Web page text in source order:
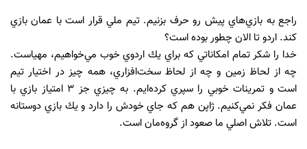
راجع به بازي‌هاي پيش ‌رو حرف بزنيم. تيم‌ ملي قرار است با عمان بازي
كند. اردو تا الان چطور بوده است؟
خدا را شكر تمام امكاناتي كه براي يك اردوي خوب مي‌خواهيم، مهياست.
چه از لحاظ زمين و چه از لحاظ سخت‌افزاري، همه چيز در اختيار تيم
است و تمرينات خوبي را سپري كرده‌ايم. به چيزي جز 3 امتياز بازي با
عمان فكر نمي‌كنيم. ژاپن هم كه جاي خودش را دارد و يك بازي دوستانه
است. تلاش اصلي ما صعود از گروه‌مان است.